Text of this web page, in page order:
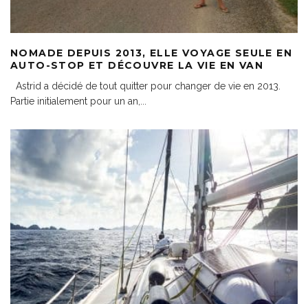
NOMADE DEPUIS 2013, ELLE VOYAGE SEULE EN
AUTO-STOP ET DÉCOUVRE LA VIE EN VAN
Astrid a décidé de tout quitter pour changer de vie en 2013.
Partie initialement pour un an,